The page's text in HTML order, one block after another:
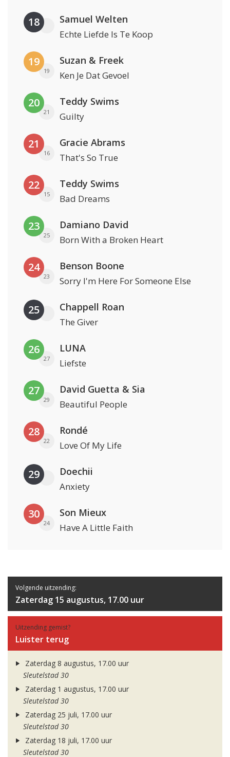
18 Samuel Welten
Echte Liefde Is Te Koop
19
19
Suzan & Freek
Ken Je Dat Gevoel
20
21
Teddy Swims
Guilty
21
16
Gracie Abrams
That's So True
22
15
Teddy Swims
Bad Dreams
23
25
Damiano David
Born With a Broken Heart
24
23
Benson Boone
Sorry I'm Here For Someone Else
25 Chappell Roan
The Giver
26
27
LUNA
Liefste
27
29
David Guetta & Sia
Beautiful People
28
22
Rondé
Love Of My Life
29 Doechii
Anxiety
30
24
Son Mieux
Have A Little Faith
Volgende uitzending:
Zaterdag 15 augustus, 17.00 uur
Uitzending gemist?
Luister terug
Zaterdag 8 augustus, 17.00 uur
Sleutelstad 30
Zaterdag 1 augustus, 17.00 uur
Sleutelstad 30
Zaterdag 25 juli, 17.00 uur
Sleutelstad 30
Zaterdag 18 juli, 17.00 uur
Sleutelstad 30